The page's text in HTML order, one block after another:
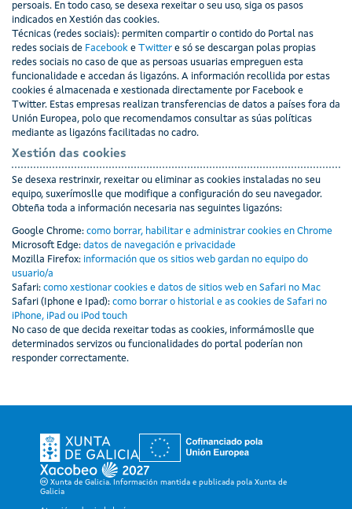
persoais. En todo caso, se desexa rexeitar o seu uso, siga os pasos
indicados en Xestión das cookies.
Técnicas (redes sociais): permiten compartir o contido do Portal nas
redes sociais de Facebook e Twitter e só se descargan polas propias
redes sociais no caso de que as persoas usuarias empreguen esta
funcionalidade e accedan ás ligazóns. A información recollida por estas
cookies é almacenada e xestionada directamente por Facebook e
Twitter. Estas empresas realizan transferencias de datos a países fora da
Unión Europea, polo que recomendamos consultar as súas políticas
mediante as ligazóns facilitadas no cadro.
Xestión das cookies
Se desexa restrinxir, rexeitar ou eliminar as cookies instaladas no seu
equipo, suxerímoslle que modifique a configuración do seu navegador.
Obteña toda a información necesaria nas seguintes ligazóns:
Google Chrome: como borrar, habilitar e administrar cookies en Chrome
Microsoft Edge: datos de navegación e privacidade
Mozilla Firefox: información que os sitios web gardan no equipo do
usuario/a
Safari: como xestionar cookies e datos de sitios web en Safari no Mac
Safari (Iphone e Ipad): como borrar o historial e as cookies de Safari no
iPhone, iPad ou iPod touch
No caso de que decida rexeitar todas as cookies, informámoslle que
determinados servizos ou funcionalidades do portal poderían non
responder correctamente.
Ligazón á web da Xunta
Ligazón á web da Xunta
Xunta de Galicia. Información mantida e publicada pola Xunta de
Galicia